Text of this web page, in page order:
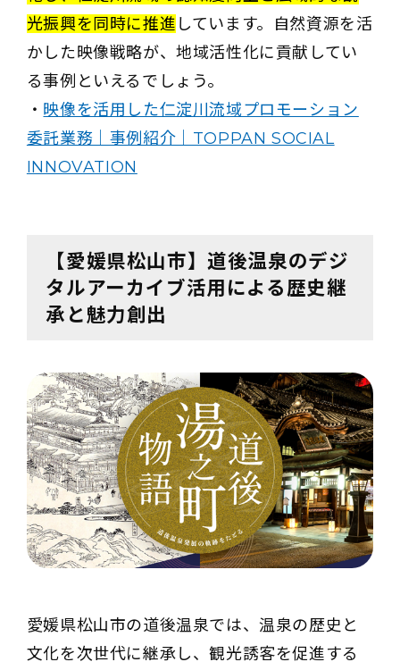
光振興を同時に推進 しています。自然資源を活
かした映像戦略が、地域活性化に貢献してい
る事例といえるでしょう。
・ 映像を活用した仁淀川流域プロモーション
委託業務｜事例紹介｜TOPPAN SOCIAL
INNOVATION
【愛媛県松山市】道後温泉のデジ
タルアーカイブ活用による歴史継
承と魅力創出
愛媛県松山市の道後温泉では、温泉の歴史と
文化を次世代に継承し、観光誘客を促進する